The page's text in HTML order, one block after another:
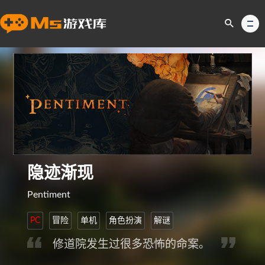
隐迹渐现
Pentiment
PC 冒险 单机 角色扮演 解谜
修道院发生过很多恐怖的命案。